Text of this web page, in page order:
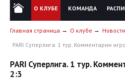
О КЛУБЕ КОМАНДА
Главная страница О клубе
PARI Суперлига. 1 тур. Комментарии
PARI Суперлига. 1 тур.
2:3